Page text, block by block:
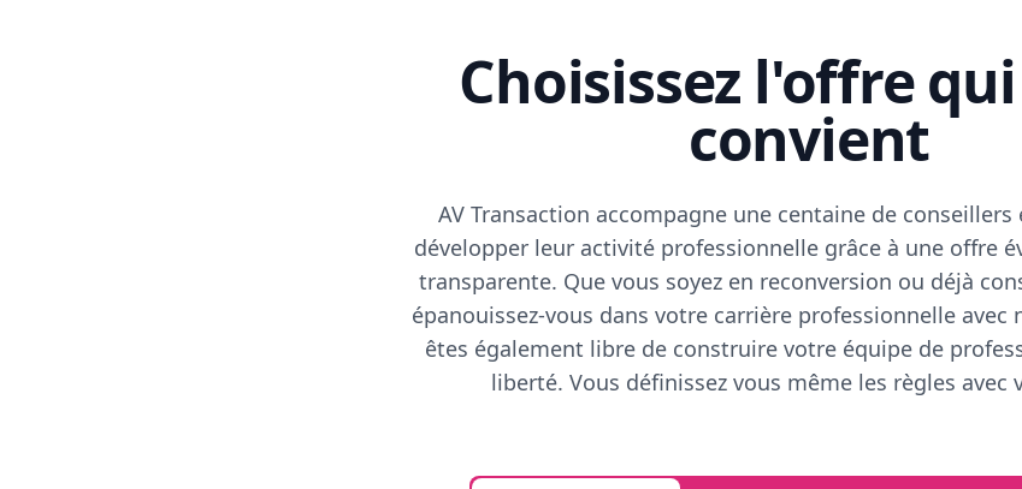
Choisissez l'offre
convient
AV Transaction accompagne une centaine de
développer leur activité professionnelle grâce à une offre
transparente. Que vous soyez en reconversion ou déjà
épanouissez-vous dans votre carrière professionnelle avec
êtes également libre de construire votre équipe de
liberté. Vous définissez vous même les règles avec